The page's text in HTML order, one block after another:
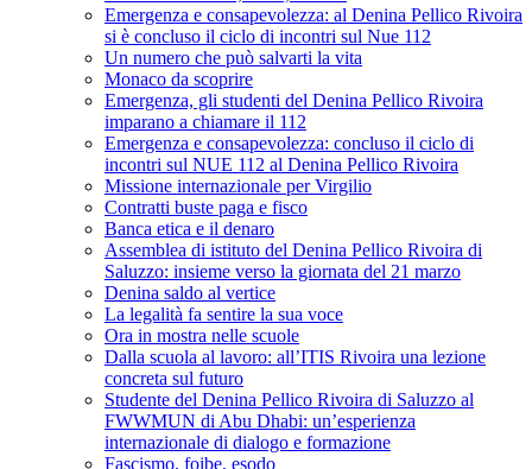
Emergenza e consapevolezza: al Denina Pellico Rivoira
si è concluso il ciclo di incontri sul Nue 112
Un numero che può salvarti la vita
Monaco da scoprire
Emergenza, gli studenti del Denina Pellico Rivoira
imparano a chiamare il 112
Emergenza e consapevolezza: concluso il ciclo di
incontri sul NUE 112 al Denina Pellico Rivoira
Missione internazionale per Virgilio
Contratti buste paga e fisco
Banca etica e il denaro
Assemblea di istituto del Denina Pellico Rivoira di
Saluzzo: insieme verso la giornata del 21 marzo
Denina saldo al vertice
La legalità fa sentire la sua voce
Ora in mostra nelle scuole
Dalla scuola al lavoro: all’ITIS Rivoira una lezione
concreta sul futuro
Studente del Denina Pellico Rivoira di Saluzzo al
FWWMUN di Abu Dhabi: un’esperienza
internazionale di dialogo e formazione
Fascismo, foibe, esodo